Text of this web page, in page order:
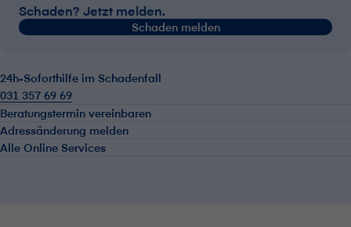
Schaden? Jetzt melden.
Schaden melden
24h-Soforthilfe im Schadenfall
031 357 69 69
Beratungstermin vereinbaren
Adressänderung melden
Alle Online Services